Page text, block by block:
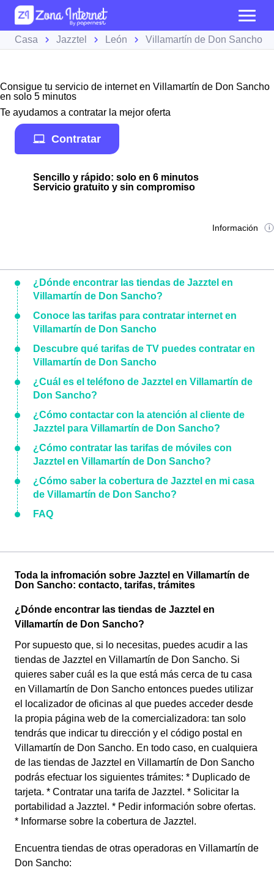
Casa Jazztel León Villamartín de Don Sancho
Consigue tu servicio de internet en Villamartín de Don Sancho
en solo 5 minutos
Te ayudamos a contratar la mejor oferta
Contratar
Sencillo y rápido: solo en 6 minutos
Servicio gratuito y sin compromiso
Información
¿Dónde encontrar las tiendas de Jazztel en
Villamartín de Don Sancho?
Conoce las tarifas para contratar internet en
Villamartín de Don Sancho
Descubre qué tarifas de TV puedes contratar en
Villamartín de Don Sancho
¿Cuál es el teléfono de Jazztel en Villamartín de
Don Sancho?
¿Cómo contactar con la atención al cliente de
Jazztel para Villamartín de Don Sancho?
¿Cómo contratar las tarifas de móviles con
Jazztel en Villamartín de Don Sancho?
¿Cómo saber la cobertura de Jazztel en mi casa
de Villamartín de Don Sancho?
FAQ
Toda la infromación sobre Jazztel en Villamartín de
Don Sancho: contacto, tarifas, trámites
¿Dónde encontrar las tiendas de Jazztel en
Villamartín de Don Sancho?
Por supuesto que, si lo necesitas, puedes acudir a las
tiendas de Jazztel en Villamartín de Don Sancho. Si
quieres saber cuál es la que está más cerca de tu casa
en Villamartín de Don Sancho entonces puedes utilizar
el localizador de oficinas al que puedes acceder desde
la propia página web de la comercializadora: tan solo
tendrás que indicar tu dirección y el código postal en
Villamartín de Don Sancho. En todo caso, en cualquiera
de las tiendas de Jazztel en Villamartín de Don Sancho
podrás efectuar los siguientes trámites: * Duplicado de
tarjeta. * Contratar una tarifa de Jazztel. * Solicitar la
portabilidad a Jazztel. * Pedir información sobre ofertas.
* Informarse sobre la cobertura de Jazztel.
Encuentra tiendas de otras operadoras en Villamartín de
Don Sancho: